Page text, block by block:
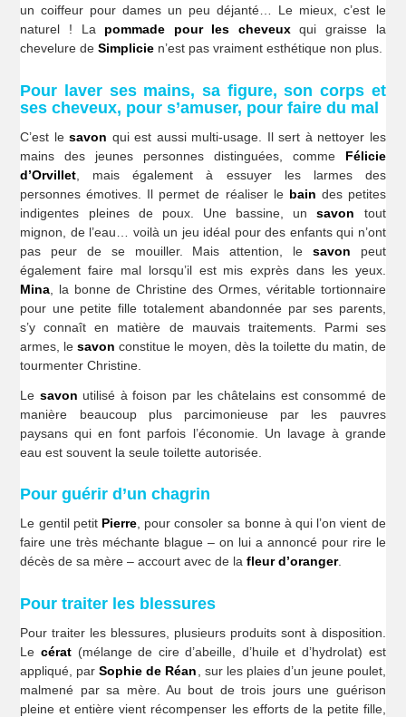
un coiffeur pour dames un peu déjanté… Le mieux, c’est le
naturel ! La pommade pour les cheveuxqui graisse la
chevelure deSimplicie n’est pas vraiment esthétique non plus.
Pour laver ses mains, sa figure, son corps et
ses cheveux, pour s’amuser, pour faire du mal
C’est lesavon qui est aussi multi-usage. Il sert à nettoyer les
mains des jeunes personnes distinguées, comme Félicie
d’Orvillet , mais également à essuyer les larmes des
personnes émotives. Il permet de réaliser le bain des petites
indigentes pleines de poux. Une bassine, unsavon tout
mignon, de l’eau… voilà un jeu idéal pour des enfants qui n’ont
pas peur de se mouiller. Mais attention, le savon peut
également faire mal lorsqu’il est mis exprès dans les yeux.
Mina , la bonne de Christine des Ormes, véritable tortionnaire
pour une petite fille totalement abandonnée par ses parents,
s’y connaît en matière de mauvais traitements. Parmi ses
armes, lesavon constitue le moyen, dès la toilette du matin, de
tourmenter Christine.
Le savon utilisé à foison par les châtelains est consommé de
manière beaucoup plus parcimonieuse par les pauvres
paysans qui en font parfois l’économie. Un lavage à grande
eau est souvent la seule toilette autorisée.
Pour guérir d’un chagrin
Le gentil petit Pierre, pour consoler sa bonne à qui l’on vient de
faire une très méchante blague – on lui a annoncé pour rire le
décès de sa mère – accourt avec de lafleur d’oranger.
Pour traiter les blessures
Pour traiter les blessures, plusieurs produits sont à disposition.
Le cérat(mélange de cire d’abeille, d’huile et d’hydrolat) est
appliqué, parSophie de Réan , sur les plaies d’un jeune poulet,
malmené par sa mère. Au bout de trois jours une guérison
pleine et entière vient récompenser les efforts de la petite fille,